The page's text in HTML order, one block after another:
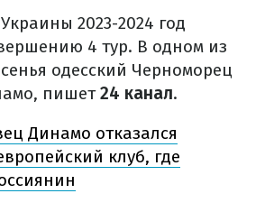
2023-2024 год
4 тур. В одном из
одесский Черноморец
пишет24 канал.
Динамо отказался
клуб, где